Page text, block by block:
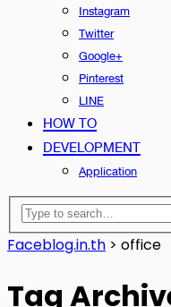
Instagram
Twitter
Google+
Pinterest
LINE
HOW TO
DEVELOPMENT
Application
Faceblog.in.th > office
Tag